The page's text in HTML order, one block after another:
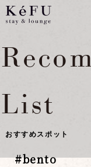
List
おすすめスポット
#bento